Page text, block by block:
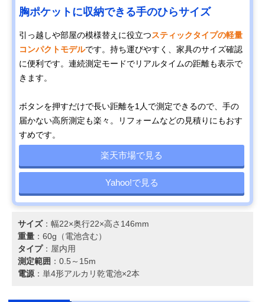
胸ポケットに収納できる手のひらサイズ
引っ越しや部屋の模様替えに役立つスティックタイプの軽量
コンパクトモデルです。持ち運びやすく、家具のサイズ確認
に便利です。連続測定モードでリアルタイムの距離も表示で
きます。
ボタンを押すだけで長い距離を1人で測定できるので、手の
届かない高所測定も楽々。リフォームなどの見積りにもおす
すめです。
楽天市場で見る
Yahoo!で見る
サイズ：幅22×奥行22×高さ146mm
重量 ：60g（電池含む）
タイプ：屋内用
測定範囲 ：0.5～15m
電源：単4形アルカリ乾電池×2本